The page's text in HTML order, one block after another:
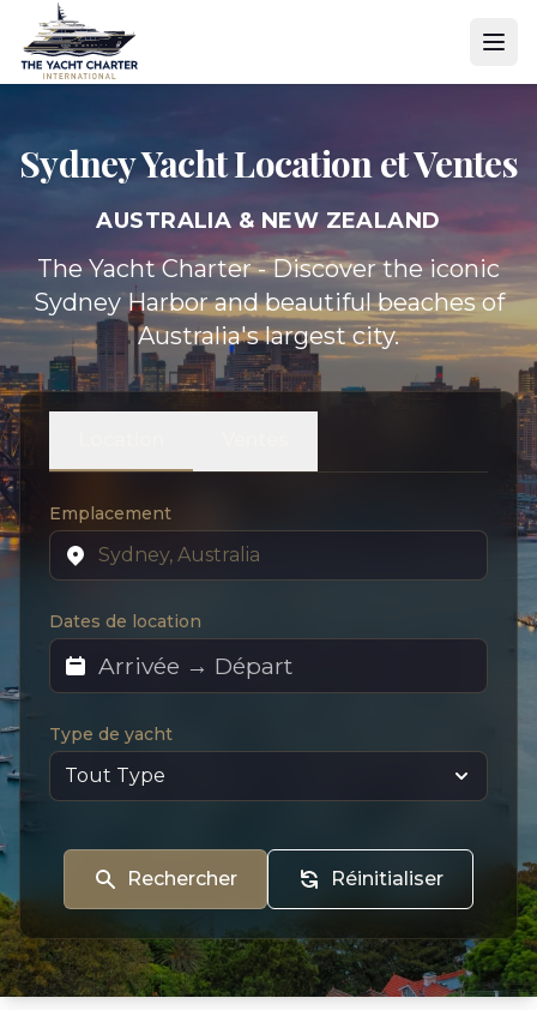
Sydney YachtLocation et Ventes
AUSTRALIA & NEW ZEALAND
The Yacht Charter - Discover the iconic
Sydney Harbor and beautiful beaches of
Australia's largest city.
Emplacement
Dates de location
Type de yacht
Rechercher Réinitialiser